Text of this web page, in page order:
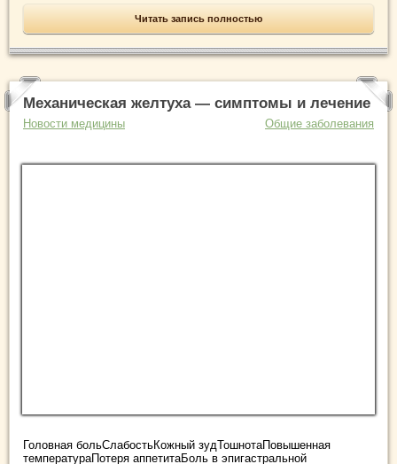
Читать запись полностью
Механическая желтуха — симптомы и лечение
Новости медицины Общие заболевания
Головная больСлабостьКожный зудТошнотаПовышенная
температураПотеря аппетитаБоль в эпигастральной